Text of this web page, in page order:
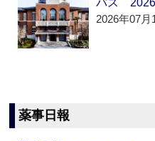
パス
2026年07月
薬事日報